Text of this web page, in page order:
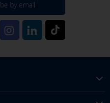
by email
check our